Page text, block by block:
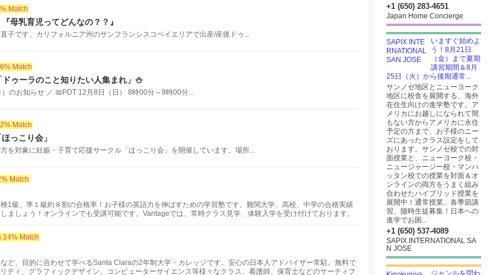
Match
母乳育児ってどんなの？？』
子です。カリフォルニア州のサンフランシスコベイエリアで出産/産後ドゥ...
Match
ゥーラのこと知りたい人集まれ」⛄
のお知らせ ／ 📅PDT 12月8日（日） 8時00分～9時00分...
Match
っこり会」
を対象に妊娠・子育て応援サークル「ほっこり会」を開催しています。場所...
Match
検1級、準１級約８割の合格率！お子様の英語力を伸ばすための学習塾です。難関大学、高校、中学の合格実績
ましょう！オンラインでも受講可能です。Vantageでは、常時クラス見学、体験入学を受け付けております。
Match
ど、目的に合わせて学べるSanta Claraの2年制大学・カレッジです。安心の日本人アドバイザー常駐。無料で
ティ、グラフィックデザイン、コンピューターサイエンス等様々なクラス、看護師、保育士などのサーティフ
+1 (650) 283-4651
Japan Home Concierge
いますぐ始めよ
う！8月21日
（金）まで夏期
講習期間＆8月
25日（火）から後期通常...
サンノゼ地区とニューヨーク
地区に校舎を展開する、海外
在住生向けの進学塾です。ア
メリカにお越しになられて間
もない方からアメリカに永住
予定の方まで、お子様のニー
ズにあったクラス設定をして
おります。サンノゼ校での対
面授業と、ニューヨーク校・
ニュージャージー校・マンハ
ッタン校での授業を対面＆オ
ンラインの両方をうまく組み
合わせたハイブリッド授業を
展開中！通常授業、各季節講
習、随時生徒募集！日本への
進学でお困...
+1 (650) 537-4089
SAPIX INTERNATIONAL SA
N JOSE
ジャンルを問わ